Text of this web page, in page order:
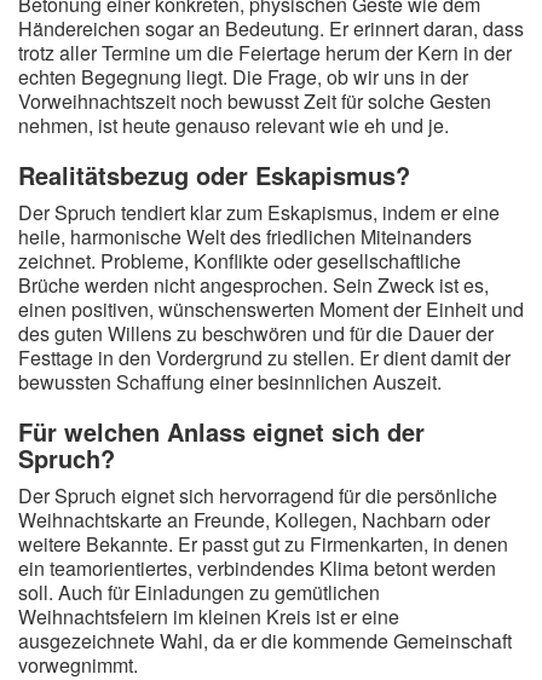
Händereichen sogar an Bedeutung. Er erinnert daran, dass
trotz aller Termine um die Feiertage herum der Kern in der
echten Begegnung liegt. Die Frage, ob wir uns in der
Vorweihnachtszeit noch bewusst Zeit für solche Gesten
nehmen, ist heute genauso relevant wie eh und je.
Realitätsbezug oder Eskapismus?
Der Spruch tendiert klar zum Eskapismus, indem er eine
heile, harmonische Welt des friedlichen Miteinanders
zeichnet. Probleme, Konflikte oder gesellschaftliche
Brüche werden nicht angesprochen. Sein Zweck ist es,
einen positiven, wünschenswerten Moment der Einheit und
des guten Willens zu beschwören und für die Dauer der
Festtage in den Vordergrund zu stellen. Er dient damit der
bewussten Schaffung einer besinnlichen Auszeit.
Für welchen Anlass eignet sich der
Spruch?
Der Spruch eignet sich hervorragend für die persönliche
Weihnachtskarte an Freunde, Kollegen, Nachbarn oder
weitere Bekannte. Er passt gut zu Firmenkarten, in denen
ein teamorientiertes, verbindendes Klima betont werden
soll. Auch für Einladungen zu gemütlichen
Weihnachtsfeiern im kleinen Kreis ist er eine
ausgezeichnete Wahl, da er die kommende Gemeinschaft
vorwegnimmt.